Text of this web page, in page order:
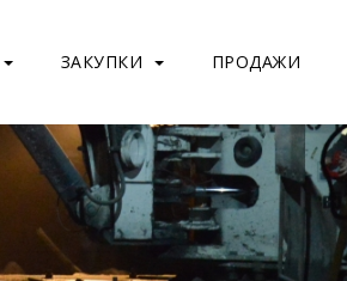
ЗАКУПКИ ПРОДАЖИ